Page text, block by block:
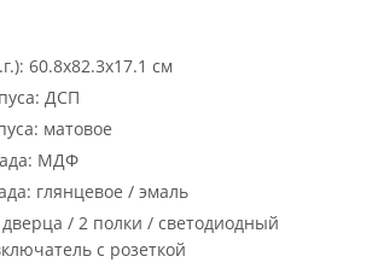
60.8x82.3x17.1 см
ДСП
матовое
МДФ
глянцевое / эмаль
/ 2 полки / светодиодный
с розеткой